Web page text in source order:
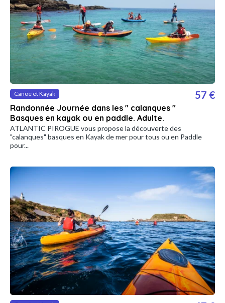
Canoë et Kayak
Randonnée Journée dans les " calanques "
Basques en kayak ou en paddle. Adulte.
57 €
ATLANTIC PIROGUE vous propose la découverte des
"calanques" basques en Kayak de mer pour tous ou en Paddle
pour...